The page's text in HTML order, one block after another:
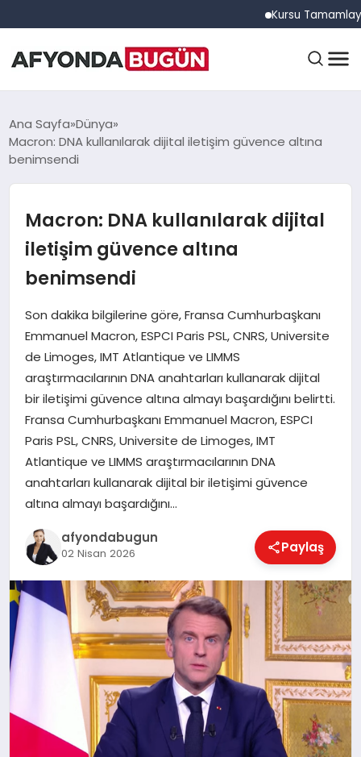
Kursu Tamamlayan
ANASAYFA
GÜNDEM
EĞITIM
EKONOMI
MAGAZIN
SAĞLIK
SIYASET
SPOR
Ana Sayfa Dünya
Macron: DNA kullanılarak dijital iletişim güvence altına
benimsendi
Macron: DNA kullanılarak dijital
iletişim güvence altına
benimsendi
Son dakika bilgilerine göre, Fransa Cumhurbaşkanı
Emmanuel Macron, ESPCI Paris PSL, CNRS, Universite
de Limoges, IMT Atlantique ve LIMMS
araştırmacılarının DNA anahtarları kullanarak dijital
bir iletişimi güvence altına almayı başardığını belirtti.
Fransa Cumhurbaşkanı Emmanuel Macron, ESPCI
Paris PSL, CNRS, Universite de Limoges, IMT
Atlantique ve LIMMS araştırmacılarının DNA
anahtarları kullanarak dijital bir iletişimi güvence
altına almayı başardığını…
afyondabugun
02 Nisan 2026 Paylaş